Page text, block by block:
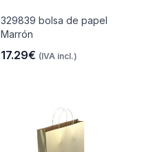
329839 bolsa de papel
Marrón
17.29€ (IVA incl.)